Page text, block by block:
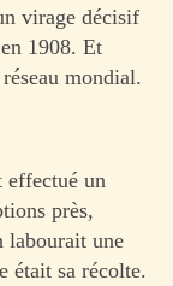
virage décisif
1908. Et
mondial.
effectué un
près,
labourait une
était sa récolte.